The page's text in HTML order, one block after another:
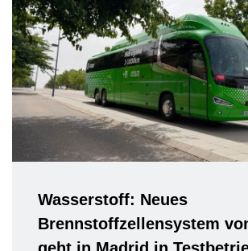
Wasserstoff: Neues
Brennstoffzellensystem
geht in Madrid in